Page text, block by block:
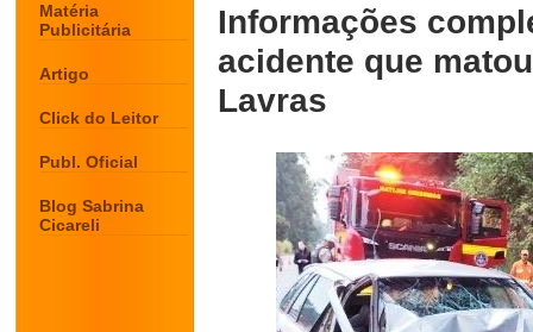
Matéria
Publicitária
Artigo
Click do Leitor
Publ. Oficial
Blog Sabrina
Cicareli
Informações
acidente que
Lavras